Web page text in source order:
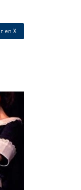
en X